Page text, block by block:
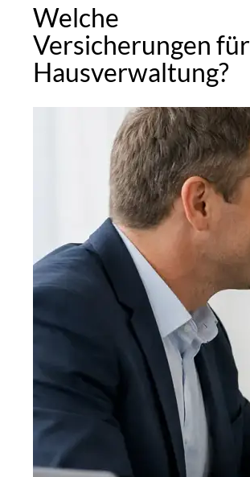
Welche
Versicherungen für
Hausverwaltung?